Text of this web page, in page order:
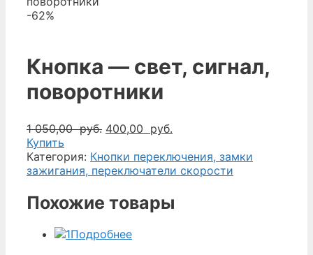
-62%
Кнопка — свет, сигнал,
поворотники
1 050,00руб. Первоначальная
составляла
1
руб..
400,00 руб.
400,00
руб..
Купить
Категория: Кнопки переключения, замки
зажигания, переключатели скорости
Похожие товары
Подробнее